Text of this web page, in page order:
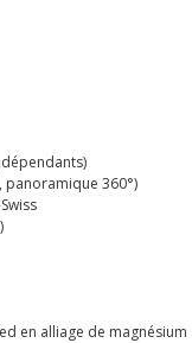
panoramique 360°)
en alliage de magnésium